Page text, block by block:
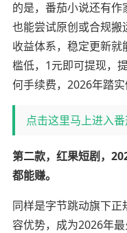
的是，番茄小说还有作
也能尝试原创或合规搬
收益体系，稳定更新
槛低，1元即可提现，
何手续费，2026年踏实
点击这里马上进入
第二款，红果短剧，
都能赚。
同样是字节跳动旗下正
容优势，成为2026年